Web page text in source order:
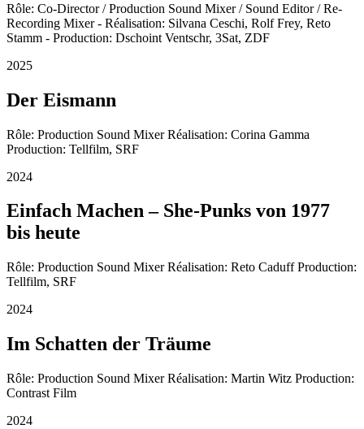
Rôle: Co-Director / Production Sound Mixer / Sound Editor / Re-
Recording Mixer - Réalisation: Silvana Ceschi, Rolf Frey, Reto
Stamm - Production: Dschoint Ventschr, 3Sat, ZDF
2025
Der Eismann
Rôle: Production Sound Mixer Réalisation: Corina Gamma
Production: Tellfilm, SRF
2024
Einfach Machen – She-Punks von 1977
bis heute
Rôle: Production Sound Mixer Réalisation: Reto Caduff Production:
Tellfilm, SRF
2024
Im Schatten der Träume
Rôle: Production Sound Mixer Réalisation: Martin Witz Production:
Contrast Film
2024